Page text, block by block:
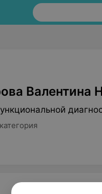
Валентина